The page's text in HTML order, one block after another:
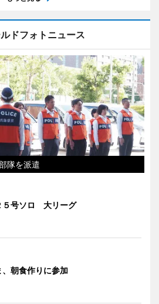
ドフォトニュース
隊を派遣
５号ソロ 大リーグ
、朝食作りに参加